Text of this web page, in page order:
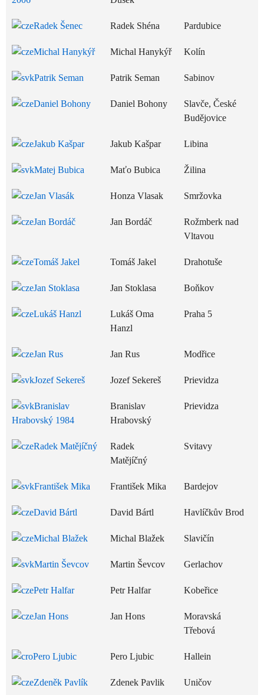
Radek Šenec Radek Shéna Pardubice
Michal Hanykýř Michal Hanykýř Kolín
Patrik Seman Patrik Seman Sabinov
Daniel Bohony Daniel Bohony
Slavče, České
Budějovice
Jakub Kašpar Jakub Kašpar Libina
Matej Bubica Maťo Bubica Žilina
Jan Vlasák Honza Vlasak Smržovka
Jan Bordáč Jan Bordáč
Rožmberk nad
Vltavou
Tomáš Jakel Tomáš Jakel Drahotuše
Jan Stoklasa Jan Stoklasa Boňkov
Lukáš Hanzl
Lukáš Oma
Hanzl
Praha 5
Jan Rus Jan Rus Modřice
Jozef Sekereš Jozef Sekereš Prievidza
Branislav
Hrabovský 1984
Branislav
Hrabovský
Prievidza
Radek Matějíčný
Radek
Matějíčný
Svitavy
František Mika František Mika Bardejov
David Bártl David Bártl Havlíčkův Brod
Michal Blažek Michal Blažek Slavičín
Martin Ševcov Martin Ševcov Gerlachov
Petr Halfar Petr Halfar Kobeřice
Jan Hons Jan Hons
Moravská
Třebová
Pero Ljubic Pero Ljubic Hallein
Zdeněk Pavlík Zdenek Pavlik Uničov